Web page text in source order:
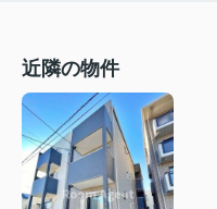
近隣の物件